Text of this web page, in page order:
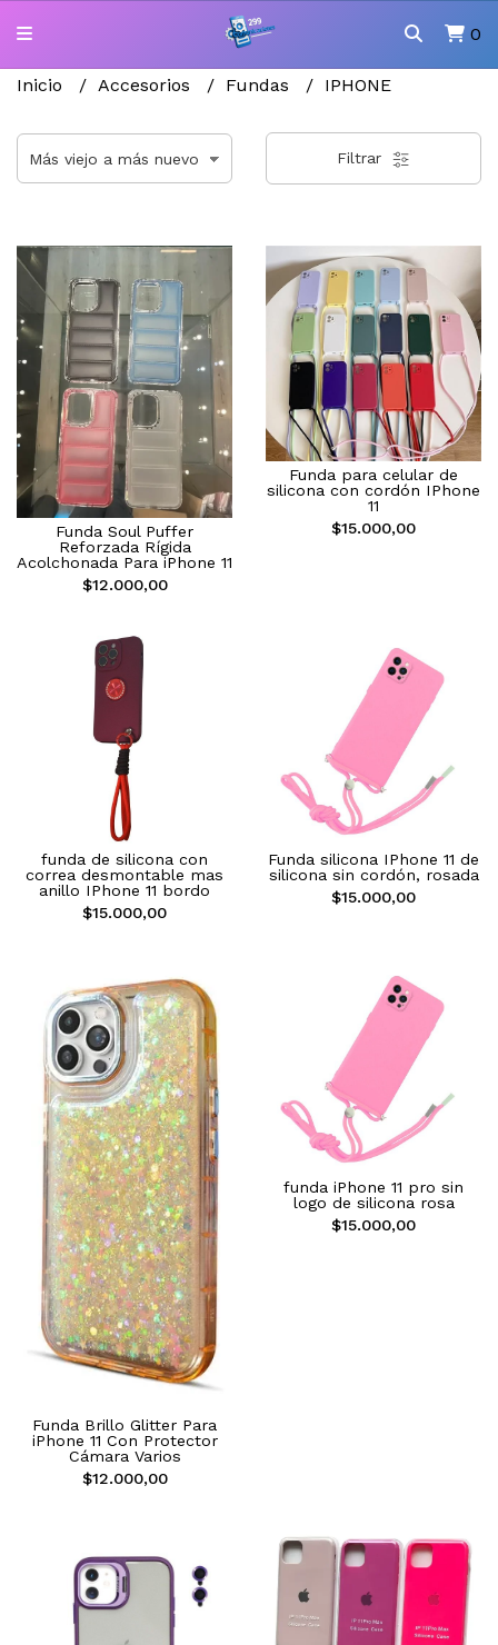
0
Inicio Accesorios Fundas IPHONE
Filtrar
Funda Soul Puffer
Reforzada Rígida
Acolchonada Para iPhone 11
$12.000,00
Funda para celular de
silicona con cordón IPhone
11
$15.000,00
funda de silicona con
correa desmontable mas
anillo IPhone 11 bordo
$15.000,00
Funda silicona IPhone 11 de
silicona sin cordón, rosada
$15.000,00
Funda Brillo Glitter Para
iPhone 11 Con Protector
Cámara Varios
$12.000,00
funda iPhone 11 pro sin
logo de silicona rosa
$15.000,00